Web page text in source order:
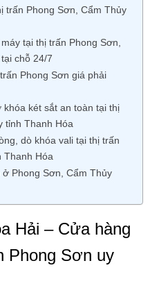
trấn Phong Sơn, Cẩm Thủy
tại thị trấn Phong Sơn,
chỗ 24/7
Phong Sơn giá phải
két sắt an toàn tại thị
tỉnh Thanh Hóa
dò khóa vali tại thị trấn
Thanh Hóa
Phong Sơn, Cẩm Thủy
Hải – Cửa hàng
Phong Sơn uy